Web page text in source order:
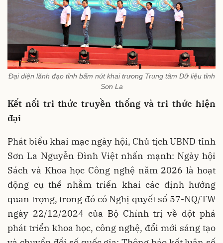
Đại diện lãnh đạo tỉnh bấm nút khai trương Trung tâm Dữ liệu tỉnh
Sơn La
Kết nối tri thức truyền thống và tri thức hiện
đại
Phát biểu khai mạc ngày hội, Chủ tịch UBND tỉnh
Sơn La Nguyễn Đình Việt nhấn mạnh: Ngày hội
Sách và Khoa học Công nghệ năm 2026 là hoạt
động cụ thể nhằm triển khai các định hướng
quan trọng, trong đó có Nghị quyết số 57-NQ/TW
ngày 22/12/2024 của Bộ Chính trị về đột phá
phát triển khoa học, công nghệ, đổi mới sáng tạo